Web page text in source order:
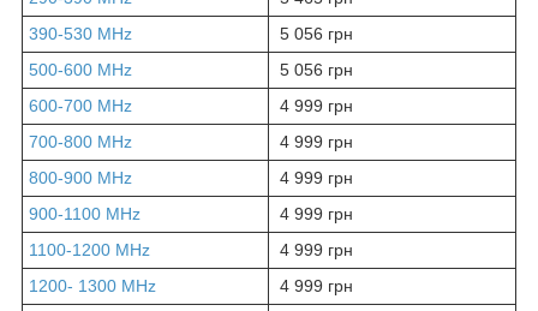
390-530 MHz
5 056 грн
500-600 MHz
5 056 грн
600-700 MHz
4 999 грн
700-800 MHz
4 999 грн
800-900 MHz
4 999 грн
900-1100 MHz
4 999 грн
1100-1200 MHz
4 999 грн
1200- 1300 MHz
4 999 грн